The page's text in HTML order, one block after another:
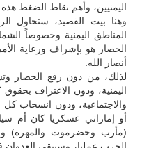
اليمنيين، وأهم نقاط الضغط
وهنا بيت القصيد، ستحاول
المناطق اليمنية وخصوصاً
الحصار هو بإشراف ورعاية
أنصار الله.
لذلك، من دون رفع الحصار
اليمنية، ودون الاعتراف
والاجتماعية، ودون انسحاب
أو إماراتي عسكريا كان أم
(مأرب وحضرموت والمهرة)